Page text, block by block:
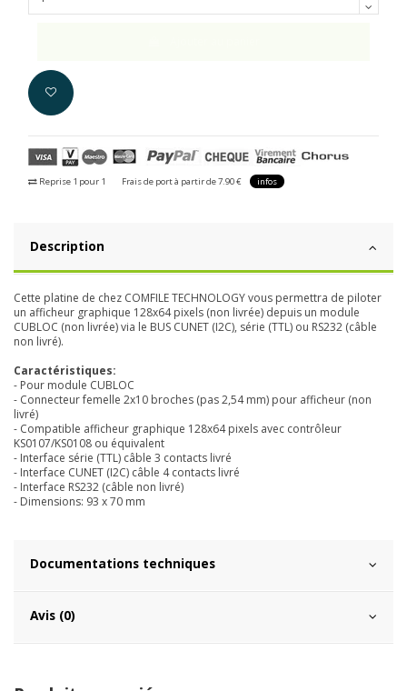
Reprise 1 pour 1 Frais de port à partir de 7.90 € infos
Description
Cette platine de chez COMFILE TECHNOLOGY vous permettra de piloter
un afficheur graphique 128x64 pixels (non livrée) depuis un module
CUBLOC (non livrée) via le BUS CUNET (I2C), série (TTL) ou RS232 (câble
non livré).
Caractéristiques:
- Pour module CUBLOC
- Connecteur femelle 2x10 broches (pas 2,54 mm) pour afficheur (non
livré)
- Compatible afficheur graphique 128x64 pixels avec contrôleur
KS0107/KS0108 ou équivalent
- Interface série (TTL) câble 3 contacts livré
- Interface CUNET (I2C) câble 4 contacts livré
- Interface RS232 (câble non livré)
- Dimensions: 93 x 70 mm
Documentations techniques
Avis (0)